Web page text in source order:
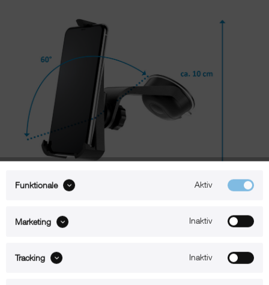
Funktionale Aktiv
Marketing Inaktiv
Tracking Inaktiv